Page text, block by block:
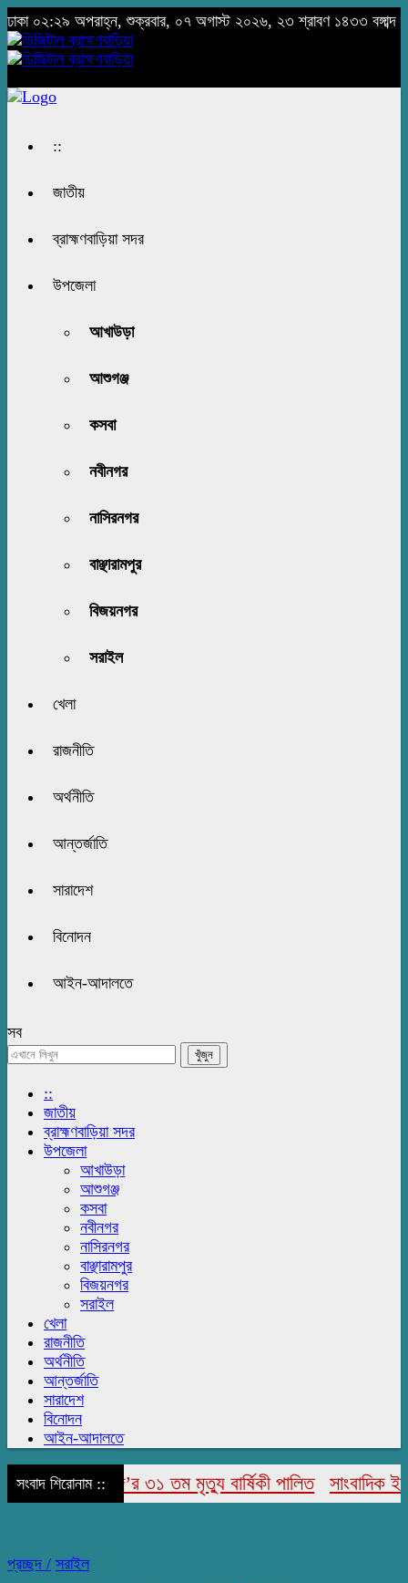
ঢাকা ০২:২৯ অপরাহ্ন, শুক্রবার, ০৭ অগাস্ট ২০২৬, ২৩ শ্রাবণ ১৪৩৩ বঙ্গাব্দ
::
জাতীয়
ব্রাহ্মণবাড়িয়া সদর
উপজেলা
আখাউড়া
আশুগঞ্জ
কসবা
নবীনগর
নাসিরনগর
বাঞ্ছারামপুর
বিজয়নগর
সরাইল
খেলা
রাজনীতি
অর্থনীতি
আন্তর্জাতি
সারাদেশ
বিনোদন
আইন-আদালতে
সব
::
জাতীয়
ব্রাহ্মণবাড়িয়া সদর
উপজেলা
আখাউড়া
আশুগঞ্জ
কসবা
নবীনগর
নাসিরনগর
বাঞ্ছারামপুর
বিজয়নগর
সরাইল
খেলা
রাজনীতি
অর্থনীতি
আন্তর্জাতি
সারাদেশ
বিনোদন
আইন-আদালতে
সংবাদ শিরোনাম ::
উদ্দিন আহমেদ’র ৩১ তম মৃত্যু বার্ষিকী পালিত সাংবাদিক
প্রচ্ছদ / সরাইল